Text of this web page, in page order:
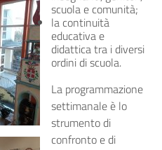
scuola e comunità;
la continuità
educativa e
didattica tra i diversi
ordini di scuola.
La programmazione
settimanale è lo
strumento di
confronto e di